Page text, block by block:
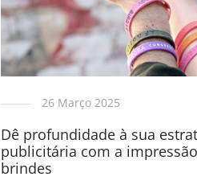
26 Março 2025
Dê profundidade à sua
publicitária com a
brindes